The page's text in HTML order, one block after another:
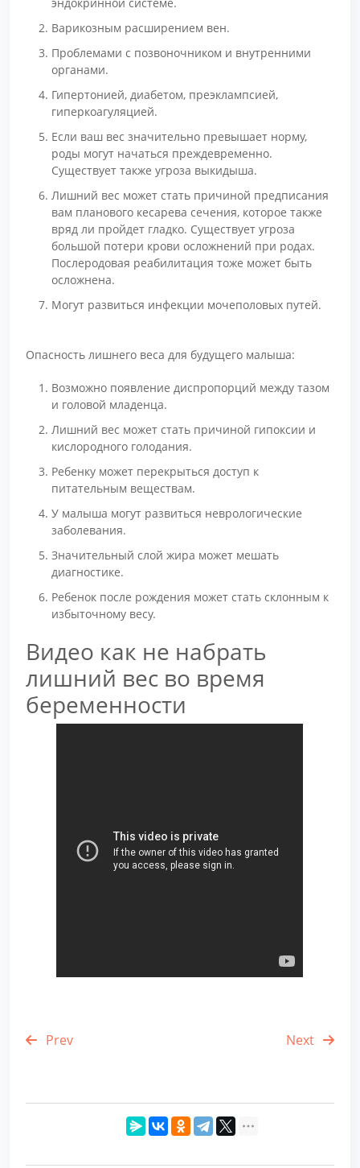
Варикозным расширением вен.
Проблемами с позвоночником и внутренними
органами.
Гипертонией, диабетом, преэклампсией,
гиперкоагуляцией.
Если ваш вес значительно превышает норму,
роды могут начаться преждевременно.
Существует также угроза выкидыша.
Лишний вес может стать причиной предписания
вам планового кесарева сечения, которое также
вряд ли пройдет гладко. Существует угроза
большой потери крови осложнений при родах.
Послеродовая реабилитация тоже может быть
осложнена.
Могут развиться инфекции мочеполовых путей.
Опасность лишнего веса для будущего малыша:
Возможно появление диспропорций между тазом
и головой младенца.
Лишний вес может стать причиной гипоксии и
кислородного голодания.
Ребенку может перекрыться доступ к
питательным веществам.
У малыша могут развиться неврологические
заболевания.
Значительный слой жира может мешать
диагностике.
Ребенок после рождения может стать склонным к
избыточному весу.
Видео как не набрать
лишний вес во время
беременности
Prev Next